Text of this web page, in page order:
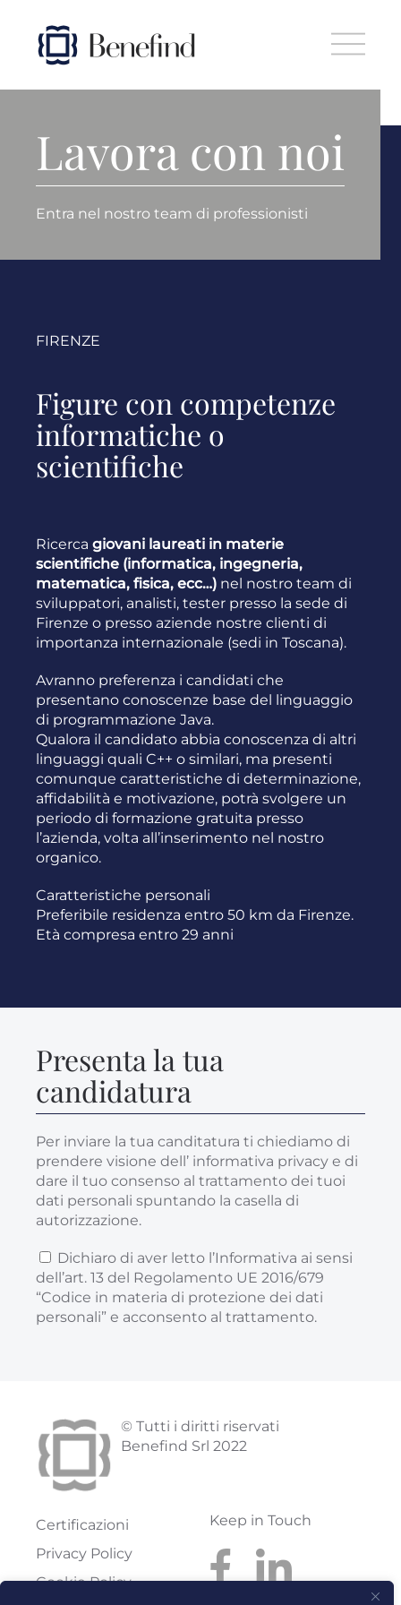
Skip to main content
Lavora con noi
Entra nel nostro team di professionisti
FIRENZE
Figure con competenze
informatiche o
scientifiche
Ricerca giovani laureati in materie
scientifiche (informatica, ingegneria,
matematica, fisica, ecc…) nel nostro team di
sviluppatori, analisti, tester presso la sede di
Firenze o presso aziende nostre clienti di
importanza internazionale (sedi in Toscana).
Avranno preferenza i candidati che
presentano conoscenze base del linguaggio
di programmazione Java.
Qualora il candidato abbia conoscenza di altri
linguaggi quali C++ o similari, ma presenti
comunque caratteristiche di determinazione,
affidabilità e motivazione, potrà svolgere un
periodo di formazione gratuita presso
l’azienda, volta all’inserimento nel nostro
organico.
Caratteristiche personali
Preferibile residenza entro 50 km da Firenze.
Età compresa entro 29 anni
Presenta la tua
candidatura
Per inviare la tua canditatura ti chiediamo di
prendere visione dell’ informativa privacy e di
dare il tuo consenso al trattamento dei tuoi
dati personali spuntando la casella di
autorizzazione.
Dichiaro di aver letto l’Informativa ai sensi
dell’art. 13 del Regolamento UE 2016/679
“Codice in materia di protezione dei dati
personali” e acconsento al trattamento.
© Tutti i diritti riservati
Benefind Srl 2022
Certificazioni
Privacy Policy
Cookie Policy
Keep in Touch